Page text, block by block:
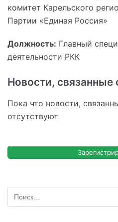
комитет Карельского
Партии «Единая Россия»
Должность: Главный
деятельности РКК
Новости, связанные
Пока что новости,
отсутствуют